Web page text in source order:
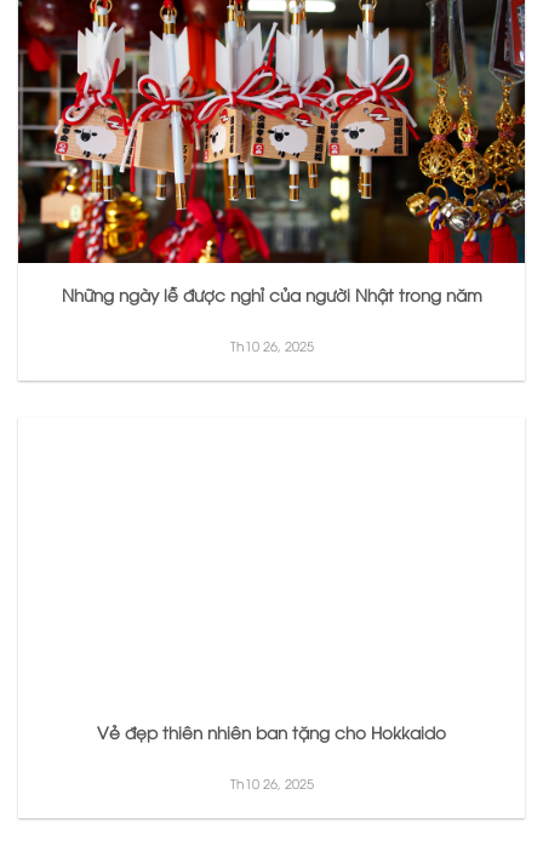
Những ngày lễ được nghỉ của người Nhật trong năm
Th10 26, 2025
Vẻ đẹp thiên nhiên ban tặng cho Hokkaido
Th10 26, 2025